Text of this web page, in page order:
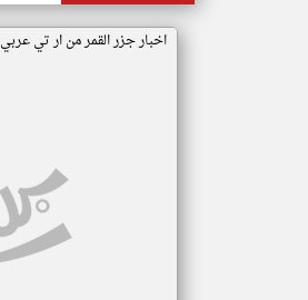
اخبار جزر القمر من ار تي عربي